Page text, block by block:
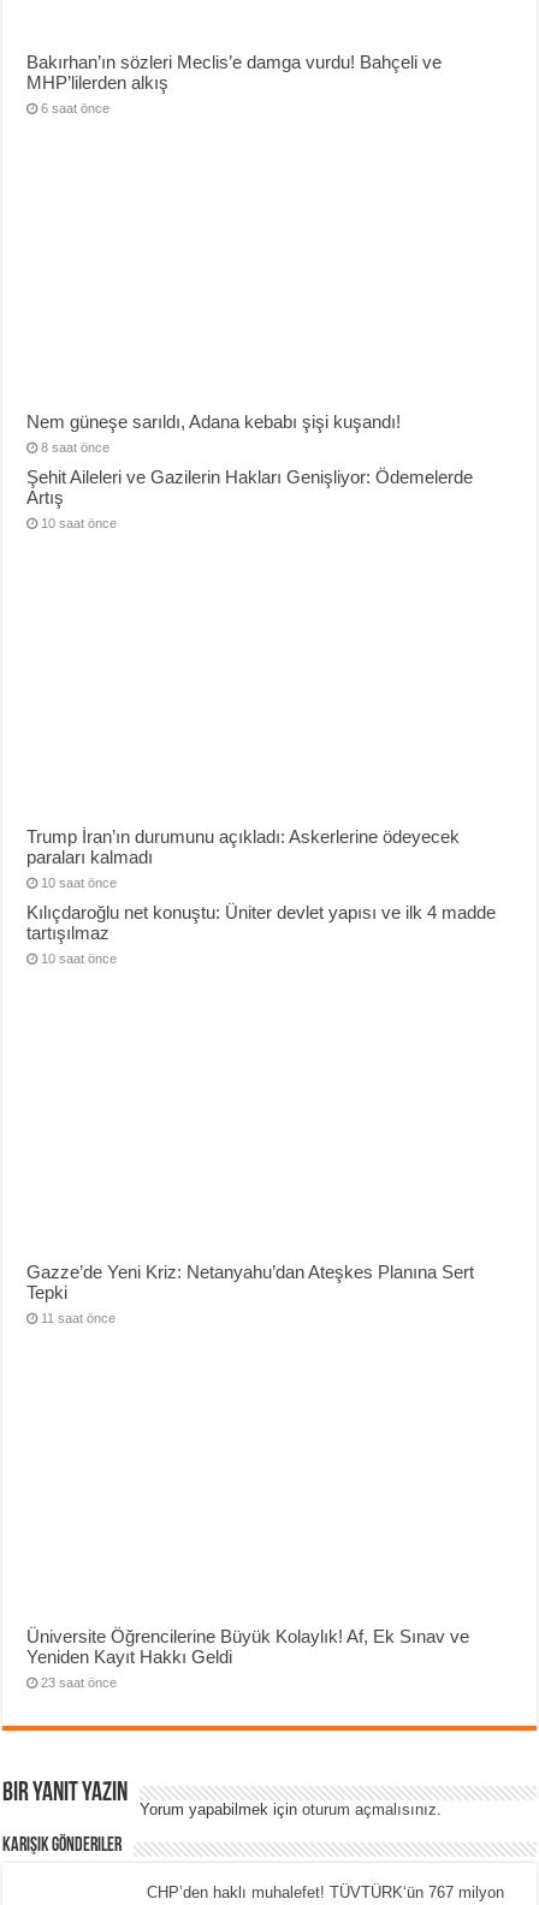
Bakırhan’ın sözleri Meclis’e damga vurdu! Bahçeli ve
MHP’lilerden alkış
6 saat önce
Nem güneşe sarıldı, Adana kebabı şişi kuşandı!
8 saat önce
Şehit Aileleri ve Gazilerin Hakları Genişliyor: Ödemelerde
Artış
10 saat önce
Trump İran’ın durumunu açıkladı: Askerlerine ödeyecek
paraları kalmadı
10 saat önce
Kılıçdaroğlu net konuştu: Üniter devlet yapısı ve ilk 4 madde
tartışılmaz
10 saat önce
Gazze’de Yeni Kriz: Netanyahu’dan Ateşkes Planına Sert
Tepki
11 saat önce
Üniversite Öğrencilerine Büyük Kolaylık! Af, Ek Sınav ve
Yeniden Kayıt Hakkı Geldi
23 saat önce
Bir yanıt yazın
Yorum yapabilmek içinoturum açmalısınız
Karışık Gönderiler
CHP’den haklı muhalefet! TÜVTÜRK‘ün 767 milyon